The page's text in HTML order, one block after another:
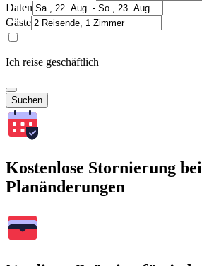
Daten
Gäste
Ich reise geschäftlich
Suchen
Kostenlose Stornierung bei
Planänderungen